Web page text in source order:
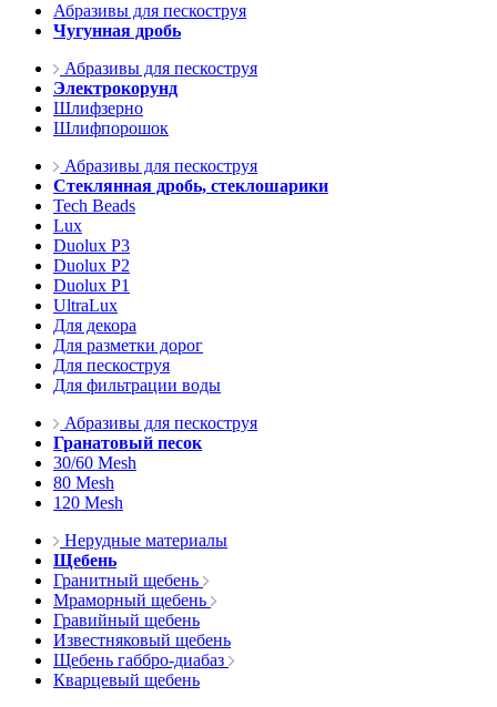
Абразивы для пескоструя
Чугунная дробь
Абразивы для пескоструя
Электрокорунд
Шлифзерно
Шлифпорошок
Абразивы для пескоструя
Стеклянная дробь, стеклошарики
Tech Beads
Lux
Duolux P3
Duolux P2
Duolux P1
UltraLux
Для декора
Для разметки дорог
Для пескоструя
Для фильтрации воды
Абразивы для пескоструя
Гранатовый песок
30/60 Mesh
80 Mesh
120 Mesh
Нерудные материалы
Щебень
Гранитный щебень
Мраморный щебень
Гравийный щебень
Известняковый щебень
Щебень габбро-диабаз
Кварцевый щебень